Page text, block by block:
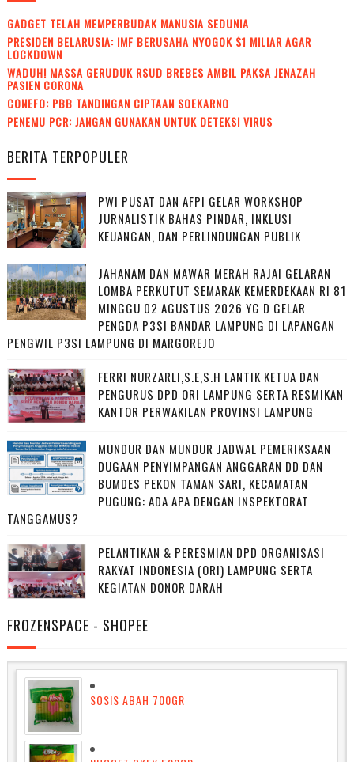
GADGET TELAH MEMPERBUDAK MANUSIA SEDUNIA
PRESIDEN BELARUSIA: IMF BERUSAHA NYOGOK $1 MILIAR AGAR
LOCKDOWN
WADUH! MASSA GERUDUK RSUD BREBES AMBIL PAKSA JENAZAH
PASIEN CORONA
CONEFO: PBB TANDINGAN CIPTAAN SOEKARNO
PENEMU PCR: JANGAN GUNAKAN UNTUK DETEKSI VIRUS
BERITA TERPOPULER
PWI PUSAT DAN AFPI GELAR WORKSHOP
JURNALISTIK BAHAS PINDAR, INKLUSI
KEUANGAN, DAN PERLINDUNGAN PUBLIK
JAHANAM DAN MAWAR MERAH RAJAI GELARAN
LOMBA PERKUTUT SEMARAK KEMERDEKAAN RI 81
MINGGU 02 AGUSTUS 2026 YG D GELAR
PENGDA P3SI BANDAR LAMPUNG DI LAPANGAN
PENGWIL P3SI LAMPUNG DI MARGOREJO
FERRI NURZARLI,S.E,S.H LANTIK KETUA DAN
PENGURUS DPD ORI LAMPUNG SERTA RESMIKAN
KANTOR PERWAKILAN PROVINSI LAMPUNG
MUNDUR DAN MUNDUR JADWAL PEMERIKSAAN
DUGAAN PENYIMPANGAN ANGGARAN DD DAN
BUMDES PEKON TAMAN SARI, KECAMATAN
PUGUNG: ADA APA DENGAN INSPEKTORAT
TANGGAMUS?
PELANTIKAN & PERESMIAN DPD ORGANISASI
RAKYAT INDONESIA (ORI) LAMPUNG SERTA
KEGIATAN DONOR DARAH
FROZENSPACE - SHOPEE
SOSIS ABAH 700GR